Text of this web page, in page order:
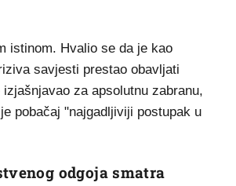
istinom. Hvalio se da je kao
savjesti prestao obavljati
za apsolutnu zabranu,
pobačaj "najgadljiviji postupak u
odgoja smatra